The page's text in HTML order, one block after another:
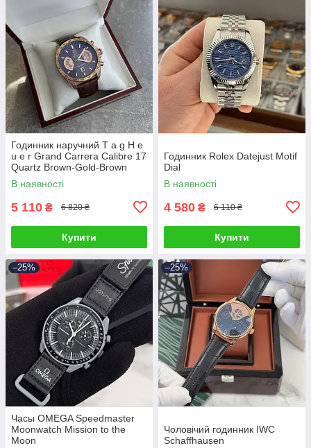
Годинник наручний T a g H e
u e r Grand Carrera Calibre 17
Quartz Brown-Gold-Brown
В наявності
5 110 ₴ 6 820 ₴
Купити
Годинник Rolex Datejust Motif
Dial
В наявності
4 580 ₴ 6 110 ₴
Купити
–25%
Часы OMEGA Speedmaster
Moonwatch Mission to the
Moon
–25%
Чоловічий годинник IWC
Schaffhausen